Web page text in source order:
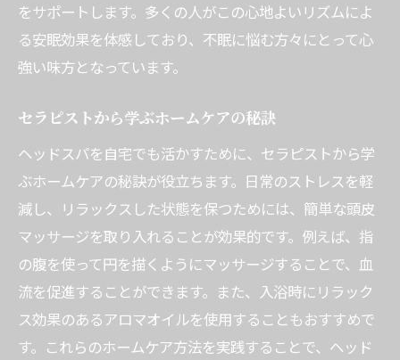
をサポートします。多くの人がこの心地よいリズムによ
る安眠効果を体感しており、不眠に悩む方々にとって心
強い味方となっています。
セラピストから学ぶホームケアの秘訣
ヘッドスパを自宅でも活かすために、セラピストから学
ぶホームケアの秘訣が役立ちます。日常のストレスを軽
減し、リラックスした状態を保つためには、簡単な頭皮
マッサージを取り入れることが効果的です。例えば、指
の腹を使って円を描くようにマッサージすることで、血
流を促進することができます。また、入浴時にリラック
ス効果のあるアロマオイルを使用することもおすすめで
す。これらのホームケア方法を実践することで、ヘッド